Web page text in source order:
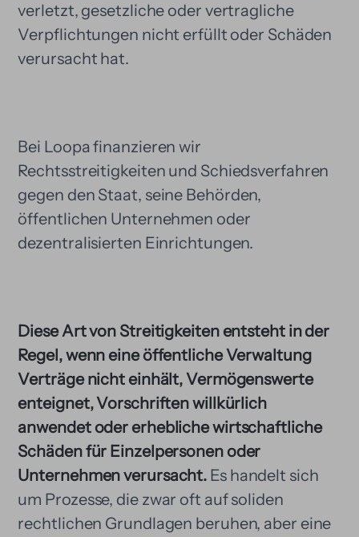
verletzt, gesetzliche oder vertragliche
Verpflichtungen nicht erfüllt oder Schäden
verursacht hat.
Bei Loopa finanzieren wir
Rechtsstreitigkeiten und Schiedsverfahren
gegen den Staat, seine Behörden,
öffentlichen Unternehmen oder
dezentralisierten Einrichtungen.
Diese Art von Streitigkeiten entsteht in der
Regel, wenn eine öffentliche Verwaltung
Verträge nicht einhält, Vermögenswerte
enteignet, Vorschriften willkürlich
anwendet oder erhebliche wirtschaftliche
Schäden für Einzelpersonen oder
Unternehmen verursacht. Es handelt sich
um Prozesse, die zwar oft auf soliden
rechtlichen Grundlagen beruhen, aber eine